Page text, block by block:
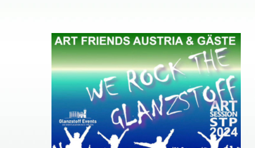
Einladung zur Ausstellung in
der CITYgalleryVIENNA